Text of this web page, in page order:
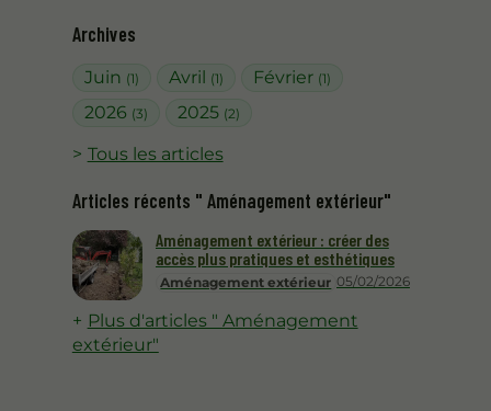
Archives
Juin (1) Avril (1) Février (1)
2026 (3) 2025 (2)
Tous les articles
Articles récents " Aménagement extérieur"
Aménagement extérieur 05/02/2026
Aménagement extérieur : créer des
accès plus pratiques et esthétiques
Plus d'articles " Aménagement
extérieur"